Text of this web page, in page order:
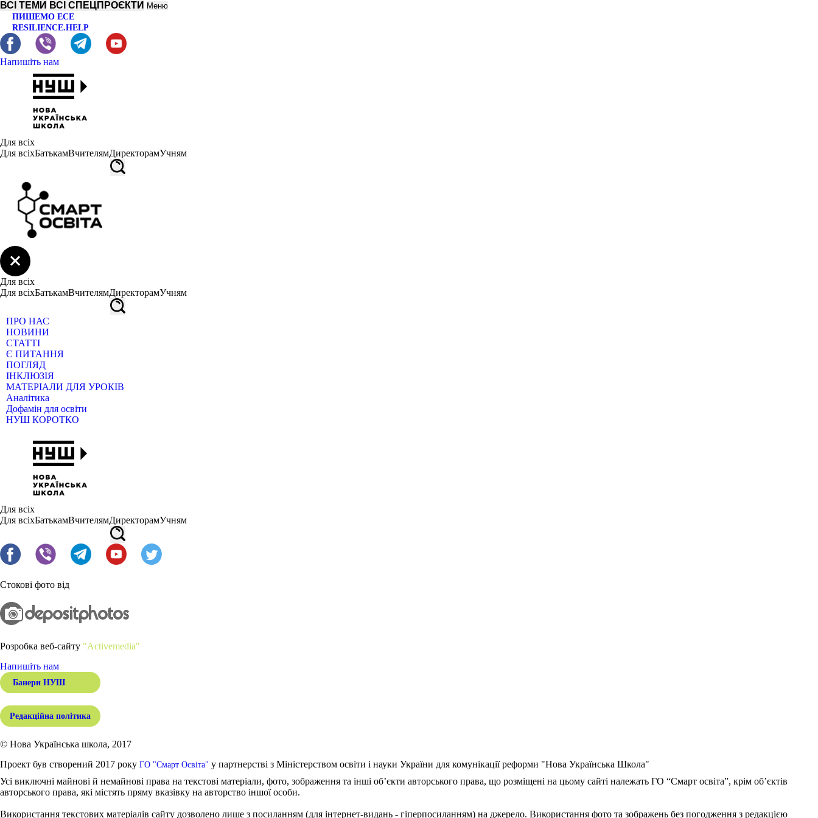
ВСІ ТЕМИ ВСІ СПЕЦПРОЄКТИ Меню
ПИШЕМО ЕСЕ
RESILIENCE.HELP
Напишіть нам
Для всіх
Для всіхБатькамВчителямДиректорамУчням
Для всіх
Для всіхБатькамВчителямДиректорамУчням
ПРО НАС
НОВИНИ
СТАТТІ
Є ПИТАННЯ
ПОГЛЯД
ІНКЛЮЗІЯ
МАТЕРІАЛИ ДЛЯ УРОКІВ
Аналітика
Дофамін для освіти
НУШ КОРОТКО
Для всіх
Для всіхБатькамВчителямДиректорамУчням
Стокові фото від
Розробка веб-сайту "Activemedia"
Напишіть нам
Банери НУШ
Редакційна політика
© Нова Українська школа, 2017
Проект був створений 2017 року ГО "Смарт Освіта" у партнерстві з Міністерством освіти і науки України для комунікації реформи "Нова Українська Школа"
Усі виключні майнові й немайнові права на текстові матеріали, фото, зображення та інші об’єкти авторського права, що розміщені на цьому сайті належать ГО “Смарт освіта”, крім об’єктів
авторського права, які містять пряму вказівку на авторство іншої особи.
Використання текстових матеріалів сайту дозволено лише з посиланням (для інтернет-видань - гіперпосиланням) на джерело. Використання фото та зображень без погодження з редакцією